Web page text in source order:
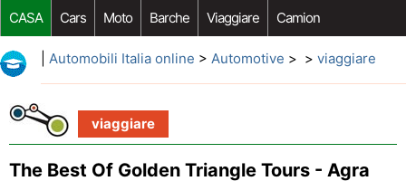
CASA Cars Moto Barche Viaggiare Camion
Riparazione Auto Acquisto Auto Car Opzioni Aftermarket
Automobili Italia online > Automotive > > viaggiare
viaggiare
The Best Of Golden Triangle Tours - Agra